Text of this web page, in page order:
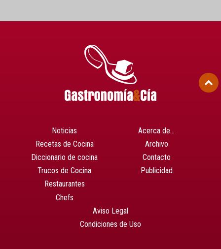
Noticias
Recetas de Cocina
Diccionario de cocina
Trucos de Cocina
Restaurantes
Chefs
Acerca de…
Archivo
Contacto
Publicidad
Aviso Legal
Condiciones de Uso